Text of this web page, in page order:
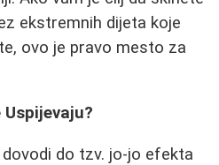
ekstremnih dijeta koje
ovo je pravo mesto za
do tzv. jo-jo efekta